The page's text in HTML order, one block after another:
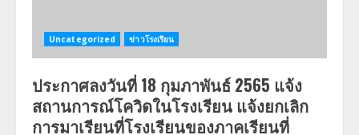
Uncategorized ข่าวโรงเรียน
ประกาศลงวันที่ 18 กุมภาพันธ์ 2565 แจ้ง
สถานการณ์โควิดในโรงเรียน แจ้งยกเลิก
การมาเรียนที่โรงเรียนของภาคเรียนที่